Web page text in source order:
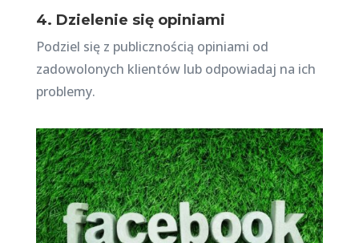
4. Dzielenie się opiniami
Podziel się z publicznością opiniami od
zadowolonych klientów lub odpowiadaj na ich
problemy.